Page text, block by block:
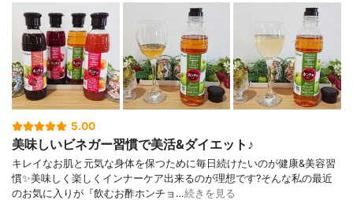
5.00
美味しいビネガー習慣で美活&ダイエット♪
キレイなお肌と元気な身体を保つために毎日続けたいのが健康&美容習
慣✨美味しく楽しくインナーケア出来るのが理想です?そんな私の最近
のお気に入りが『飲むお酢ホンチョ…続きを見る